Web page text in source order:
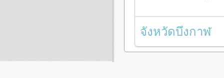
จังหวัดบึงกาฬ